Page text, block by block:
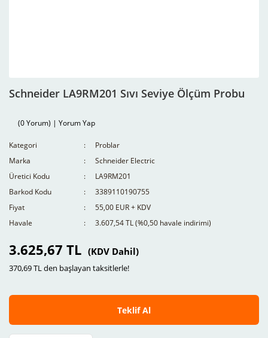
Schneider LA9RM201 Sıvı Seviye Ölçüm Probu
(0 Yorum) | Yorum Yap
Kategori
Problar
Marka
Schneider Electric
Üretici Kodu
LA9RM201
Barkod Kodu
3389110190755
Fiyat
55,00 EUR + KDV
Havale
3.607,54 TL (%0,50 havale indirimi)
3.625,67 TL (KDV Dahil)
370,69 TL den başlayan taksitlerle!
Teklif Al